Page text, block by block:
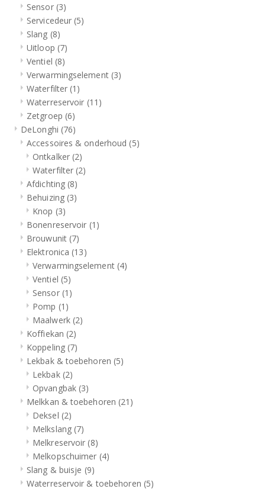
Sensor (3)
Servicedeur (5)
Slang (8)
Uitloop (7)
Ventiel (8)
Verwarmingselement (3)
Waterfilter (1)
Waterreservoir (11)
Zetgroep (6)
DeLonghi (76)
Accessoires & onderhoud (5)
Ontkalker (2)
Waterfilter (2)
Afdichting (8)
Behuizing (3)
Knop (3)
Bonenreservoir (1)
Brouwunit (7)
Elektronica (13)
Verwarmingselement (4)
Ventiel (5)
Sensor (1)
Pomp (1)
Maalwerk (2)
Koffiekan (2)
Koppeling (7)
Lekbak & toebehoren (5)
Lekbak (2)
Opvangbak (3)
Melkkan & toebehoren (21)
Deksel (2)
Melkslang (7)
Melkreservoir (8)
Melkopschuimer (4)
Slang & buisje (9)
Waterreservoir & toebehoren (5)